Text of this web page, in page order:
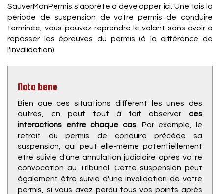
SauverMonPermis s'apprête à développer ici. Une fois la
période de suspension de votre permis de conduire
terminée, vous pouvez reprendre le volant sans avoir à
repasser les épreuves du permis (à la différence de
l'invalidation).
Nota bene
Bien que ces situations diffèrent les unes des
autres, on peut tout à fait observer des
interactions entre chaque cas . Par exemple, le
retrait du permis de conduire précède sa
suspension, qui peut elle-même potentiellement
être suivie d'une annulation judiciaire après votre
convocation au Tribunal. Cette suspension peut
également être suivie d'une invalidation de votre
permis, si vous avez perdu tous vos points après